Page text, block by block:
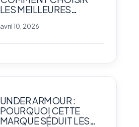
LES MEILLEURES
ENTRAÎNEMENTS
avril 10, 2026
UNDER ARMOUR :
POURQUOI CETTE
MARQUE SÉDUIT LES